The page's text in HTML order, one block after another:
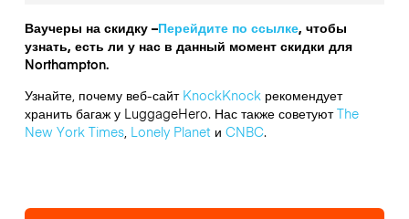
Ваучеры на скидку –Перейдите по ссылке, чтобы
узнать, есть ли у нас в данный момент скидки для
Northampton.
Узнайте, почему веб-сайт KnockKnockрекомендует
хранить багаж у LuggageHero. Нас также советуютThe
New York Times, Lonely Planetи CNBC.